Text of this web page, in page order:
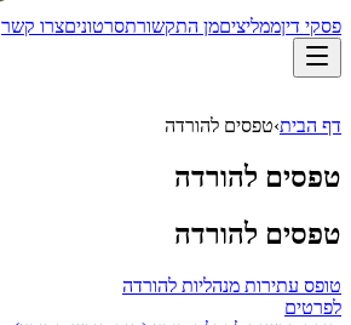
פסקי דיןממליציםמן התקשורתסרטוניםצרו קשר
דף הבית›טפסים להורדה
טפסים להורדה
טפסים להורדה
טופס עתירות מנהליות להורדה
לפרטים